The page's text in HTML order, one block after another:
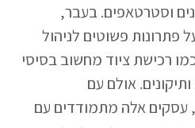
וסטרטאפים. בעבר,
פתרונות פשוטים לניהול
רכישת ציוד מחשוב בסיסי
אולם עם
עסקים אלה מתמודדים עם